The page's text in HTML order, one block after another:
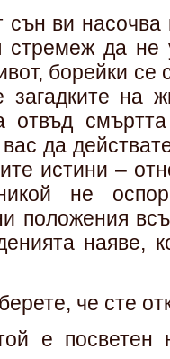
ви насочва
стремеж да
борейки се
загадките на
отвъд
вас да
истини –
не
положения
наяве,
че сте
е посветен